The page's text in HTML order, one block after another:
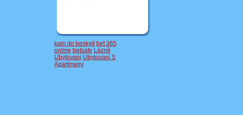
kam do beskyd bet 365
online betsafe Lázně
Ubytovani Ubytovani S
Apartmany